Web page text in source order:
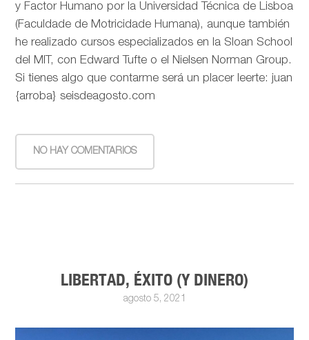
y Factor Humano por la Universidad Técnica de Lisboa
(Faculdade de Motricidade Humana), aunque también
he realizado cursos especializados en la Sloan School
del MIT, con Edward Tufte o el Nielsen Norman Group.
Si tienes algo que contarme será un placer leerte: juan
{arroba} seisdeagosto.com
NO HAY COMENTARIOS
LIBERTAD, ÉXITO (Y DINERO)
agosto 5, 2021